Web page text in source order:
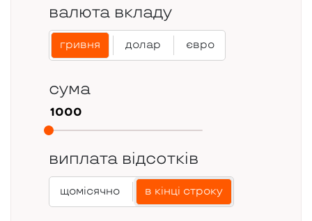
валюта вкладу
гривня долар євро
сума
виплата відсотків
щомісячно в кінці строку